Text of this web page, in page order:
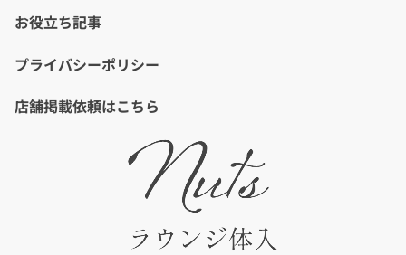
お役立ち記事
プライバシーポリシー
店舗掲載依頼はこちら